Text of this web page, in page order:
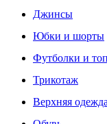
Джинсы
Юбки и шорты
Футболки и
Трикотаж
Верхняя